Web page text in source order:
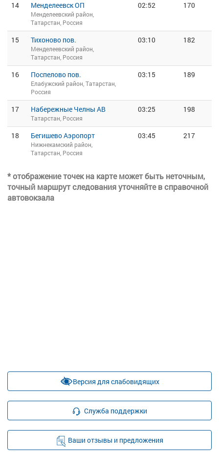
14 Менделеевск ОП
Менделеевский район,
Татарстан, Россия
02:52 170
15 Тихоново пов.
Менделеевский район,
Татарстан, Россия
03:10 182
16 Поспелово пов.
Елабужский район, Татарстан,
Россия
03:15 189
17 Набережные Челны АВ
Татарстан, Россия
03:25 198
18 Бегишево Аэропорт
Нижнекамский район,
Татарстан, Россия
03:45 217
* отображение точек на карте может быть неточным,
точный маршрут следования уточняйте в справочной
автовокзала
Версия для слабовидящих
Служба поддержки
Ваши отзывы и предложения